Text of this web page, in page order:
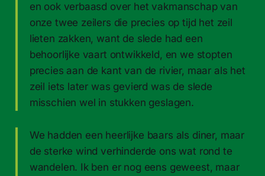
en ook verbaasd over het vakmanschap van
onze twee zeilers die precies op tijd het zeil
lieten zakken, want de slede had een
behoorlijke vaart ontwikkeld, en we stopten
precies aan de kant van de rivier, maar als het
zeil iets later was gevierd was de slede
misschien wel in stukken geslagen.
We hadden een heerlijke baars als diner, maar
de sterke wind verhinderde ons wat rond te
wandelen. Ik ben er nog eens geweest, maar